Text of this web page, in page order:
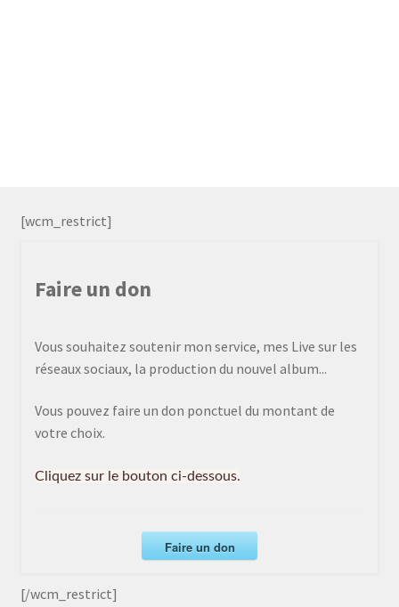
[wcm_restrict]
Faire un don
Vous souhaitez soutenir mon service, mes Live sur les
réseaux sociaux, la production du nouvel album...
Vous pouvez faire un don ponctuel du montant de
votre choix.
Cliquez sur le bouton ci-dessous.
Faire un don
[/wcm_restrict]